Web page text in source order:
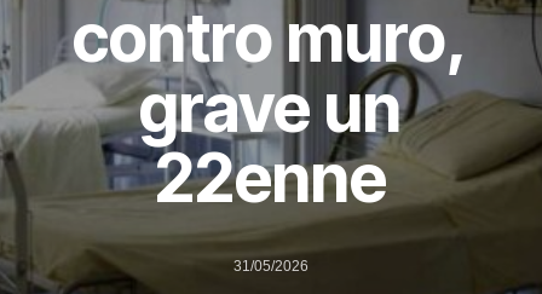
contro muro,
grave un
22enne
31/05/2026